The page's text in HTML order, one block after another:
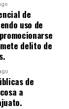
de
uso de
delito de
de
a